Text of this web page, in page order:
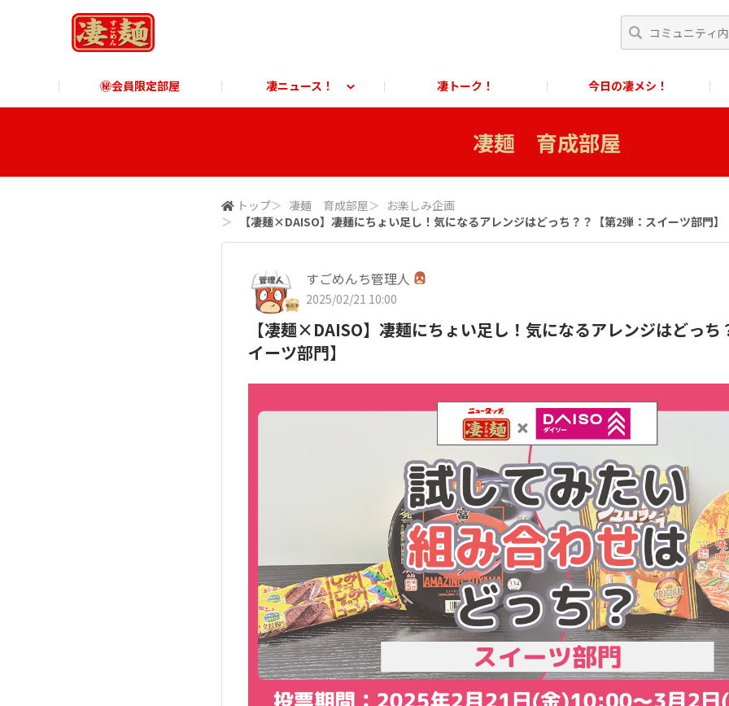
㊙会員限定部屋 凄ニュース！ 凄トーク！ 今日の凄メシ！
商品に関する「よくあるご質問」 商品に関するお問い合わせ窓口
凄麺 育成部屋
トップ＞ 凄麺 育成部屋＞ お楽しみ企画
＞
【凄麺×DAISO】凄麺にちょい足し！気になるアレンジはどっち？？【第2弾：スイーツ部門】
すごめんち管理人
2025/02/21 10:00
【凄麺×DAISO】凄麺にちょい足し！気になるアレンジはどっち
イーツ部門】